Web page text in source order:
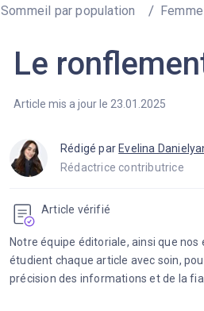
Sommeil par population
Le
Article mis a jour le 23.01.2025
Rédigé par Evelina
Article vérifié
Notre équipe éditoriale, ainsi que
étudient chaque article avec soin,
précision des informations et de la
Rédactrice contributrice